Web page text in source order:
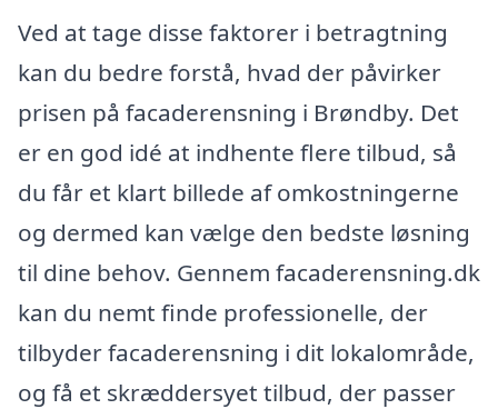
Ved at tage disse faktorer i betragtning
kan du bedre forstå, hvad der påvirker
prisen på facaderensning i Brøndby. Det
er en god idé at indhente flere tilbud, så
du får et klart billede af omkostningerne
og dermed kan vælge den bedste løsning
til dine behov. Gennem facaderensning.dk
kan du nemt finde professionelle, der
tilbyder facaderensning i dit lokalområde,
og få et skræddersyet tilbud, der passer